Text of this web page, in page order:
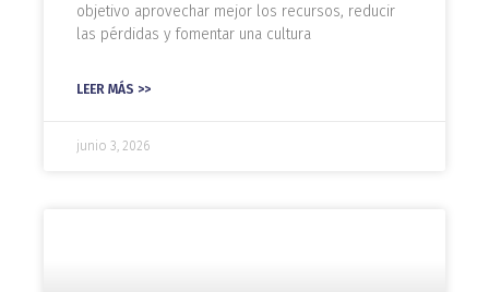
objetivo aprovechar mejor los recursos, reducir
las pérdidas y fomentar una cultura
LEER MÁS >>
junio 3, 2026